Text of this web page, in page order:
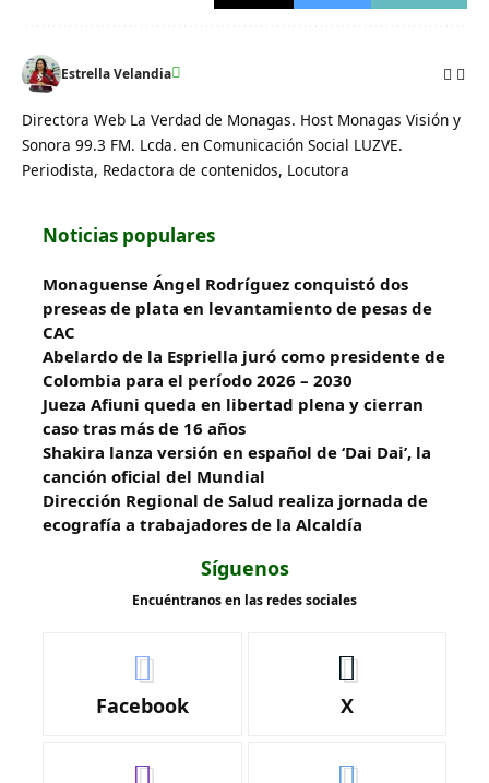
Estrella Velandia
Directora Web La Verdad de Monagas. Host Monagas Visión y
Sonora 99.3 FM. Lcda. en Comunicación Social LUZVE.
Periodista, Redactora de contenidos, Locutora
Noticias populares
Monaguense Ángel Rodríguez conquistó dos
preseas de plata en levantamiento de pesas de
CAC
Abelardo de la Espriella juró como presidente de
Colombia para el período 2026 – 2030
Jueza Afiuni queda en libertad plena y cierran
caso tras más de 16 años
Shakira lanza versión en español de ‘Dai Dai’, la
canción oficial del Mundial
‎Dirección Regional de Salud realiza jornada de
ecografía a trabajadores de la Alcaldía
Síguenos
Encuéntranos en las redes sociales
Facebook X